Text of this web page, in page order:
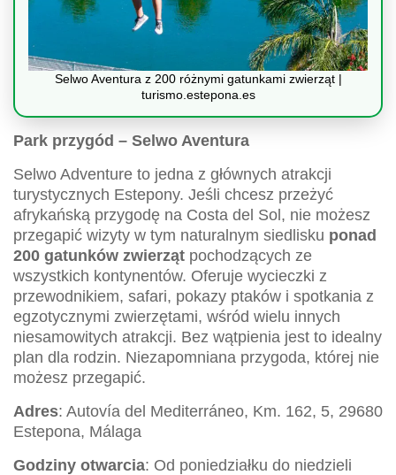
Selwo Aventura z 200 różnymi gatunkami zwierząt |
turismo.estepona.es
Park przygód – Selwo Aventura
Selwo Adventure to jedna z głównych atrakcji
turystycznych Estepony. Jeśli chcesz przeżyć
afrykańską przygodę na Costa del Sol, nie możesz
przegapić wizyty w tym naturalnym siedlisku ponad
200 gatunków zwierząt pochodzących ze
wszystkich kontynentów. Oferuje wycieczki z
przewodnikiem, safari, pokazy ptaków i spotkania z
egzotycznymi zwierzętami, wśród wielu innych
niesamowitych atrakcji. Bez wątpienia jest to idealny
plan dla rodzin. Niezapomniana przygoda, której nie
możesz przegapić.
Adres: Autovía del Mediterráneo, Km. 162, 5, 29680
Estepona, Málaga
Godziny otwarcia: Od poniedziałku do niedzieli